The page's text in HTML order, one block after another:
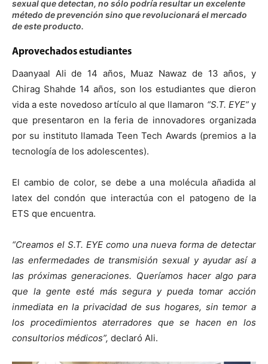
sexual que detectan, no sólo podría resultar un excelente
métedo de prevención sino que revolucionará el mercado
de este producto.
Aprovechados estudiantes
Daanyaal Ali de 14 años, Muaz Nawaz de 13 años, y
Chirag Shahde 14 años, son los estudiantes que dieron
vida a este novedoso artículo al que llamaron “S.T. EYE”y
que presentaron en la feria de innovadores organizada
por su instituto llamada Teen Tech Awards (premios a la
tecnología de los adolescentes).
El cambio de color, se debe a una molécula añadida al
latex del condón que interactúa con el patogeno de la
ETS que encuentra.
“Creamos el S.T. EYE como una nueva forma de detectar
las enfermedades de transmisión sexual y ayudar así a
las próximas generaciones. Queríamos hacer algo para
que la gente esté más segura y pueda tomar acción
inmediata en la privacidad de sus hogares, sin temor a
los procedimientos aterradores que se hacen en los
consultorios médicos”, declaró Ali.